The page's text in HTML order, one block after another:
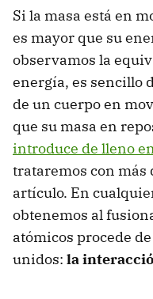
Si la masa está en
es mayor que su
observamos la
energía, es sencillo
de un cuerpo en
que su masa en
introduce de lleno
trataremos con
artículo. En
obtenemos al
atómicos procede
unidos: la